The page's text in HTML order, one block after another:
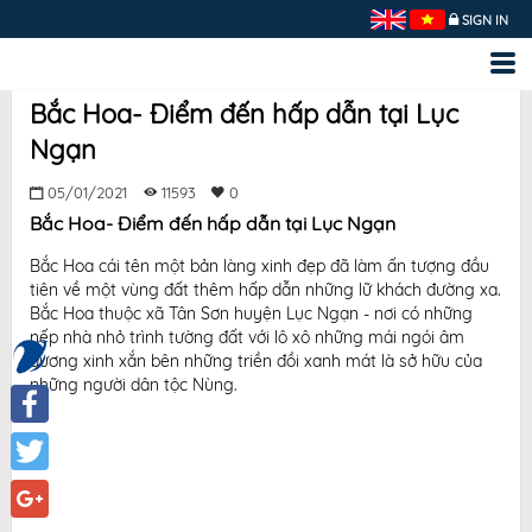
SIGN IN
Facebook
Twitter
Bắc Hoa- Điểm đến hấp dẫn tại Lục
Ngạn
05/01/2021 11593 0
Bắc Hoa- Điểm đến hấp dẫn tại Lục Ngạn
Bắc Hoa cái tên một bản làng xinh đẹp đã làm ấn tượng đầu
tiên về một vùng đất thêm hấp dẫn những lữ khách đường xa.
Bắc Hoa thuộc xã Tân Sơn huyện Lục Ngạn - nơi có những
nếp nhà nhỏ trình tường đất với lô xô những mái ngói âm
dương xinh xắn bên những triền đồi xanh mát là sở hữu của
những người dân tộc Nùng.